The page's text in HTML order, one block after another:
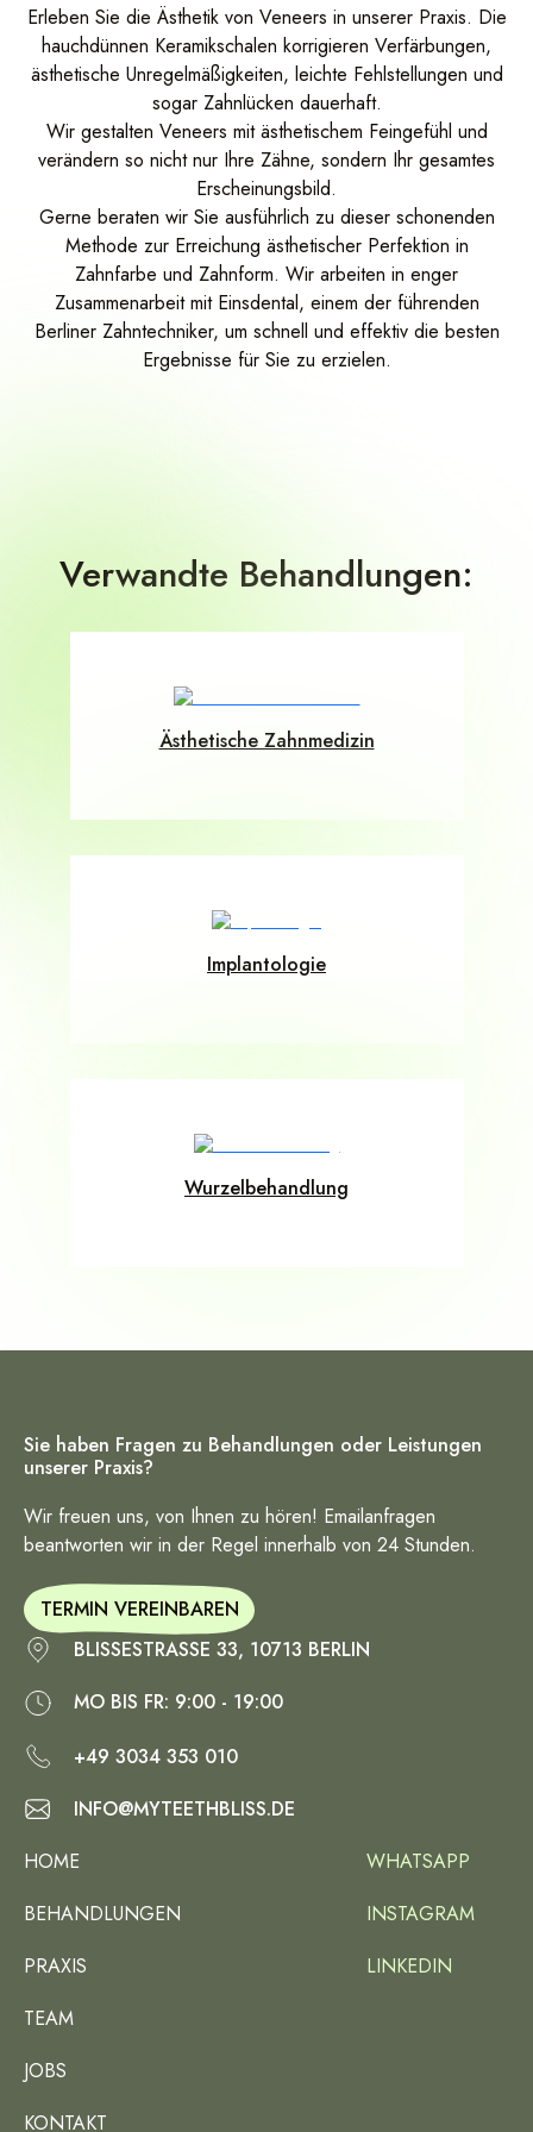
Invisalign Go / Alignerschienen
Implantologie
Zahnersatz
Veneers
Parodontologie
Wurzelbehandlung
Angstpatienten
Erleben Sie die Ästhetik von Veneers in unserer Praxis. Die
hauchdünnen Keramikschalen korrigieren Verfärbungen,
ästhetische Unregelmäßigkeiten, leichte Fehlstellungen und
sogar Zahnlücken dauerhaft.
Wir gestalten Veneers mit ästhetischem Feingefühl und
verändern so nicht nur Ihre Zähne, sondern Ihr gesamtes
Erscheinungsbild.
Gerne beraten wir Sie ausführlich zu dieser schonenden
Methode zur Erreichung ästhetischer Perfektion in
Zahnfarbe und Zahnform. Wir arbeiten in enger
Zusammenarbeit mit Einsdental, einem der führenden
Berliner Zahntechniker, um schnell und effektiv die besten
Ergebnisse für Sie zu erzielen.
Verwandte Behandlungen:
Ästhetische Zahnmedizin
Implantologie
Wurzelbehandlung
Sie haben Fragen zu Behandlungen oder Leistungen
unserer Praxis?
Wir freuen uns, von Ihnen zu hören! Emailanfragen
beantworten wir in der Regel innerhalb von 24 Stunden.
TERMIN VEREINBAREN
BLISSESTRASSE 33, 10713 BERLIN
MO BIS FR: 9:00 - 19:00
+49 3034 353 010
INFO@MYTEETHBLISS.DE
HOME
BEHANDLUNGEN
PRAXIS
TEAM
JOBS
KONTAKT
WHATSAPP
INSTAGRAM
LINKEDIN